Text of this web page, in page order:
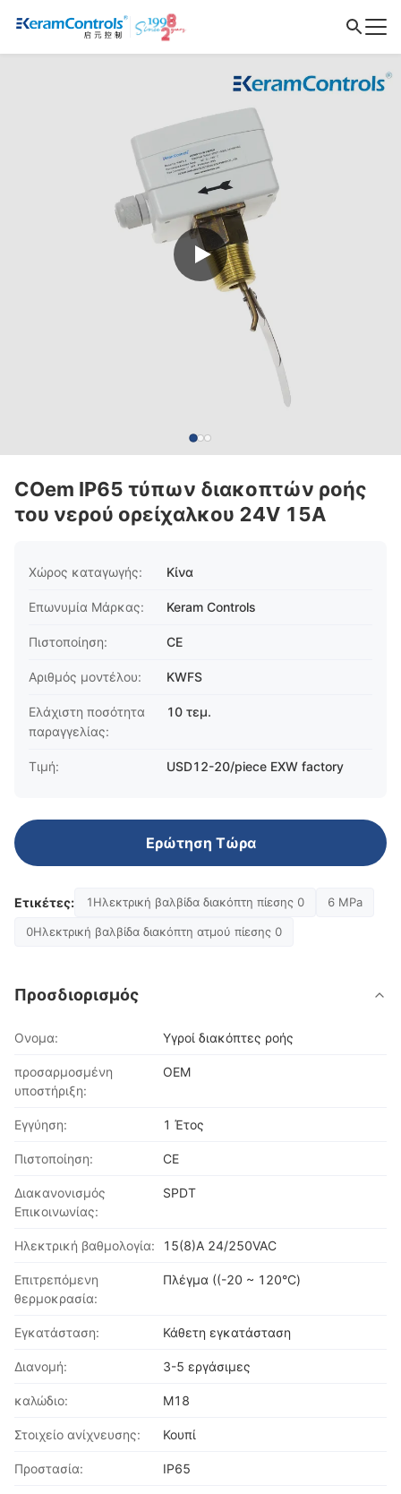
COem IP65 τύπων διακοπτών ροής
του νερού ορείχαλκου 24V 15A
Χώρος καταγωγής: Κίνα
Επωνυμία Μάρκας: Keram Controls
Πιστοποίηση: CE
Αριθμός μοντέλου: KWFS
Ελάχιστη ποσότητα
παραγγελίας:
10 τεμ.
Τιμή: USD12-20/piece EXW factory
Ερώτηση Τώρα
Ετικέτες: 1Ηλεκτρική βαλβίδα διακόπτη πίεσης 0 6 MPa
0Ηλεκτρική βαλβίδα διακόπτη ατμού πίεσης 0
Προσδιορισμός
Ονομα: Υγροί διακόπτες ροής
προσαρμοσμένη
υποστήριξη:
OEM
Εγγύηση: 1 Έτος
Πιστοποίηση: CE
Διακανονισμός
Επικοινωνίας:
SPDT
Ηλεκτρική βαθμολογία: 15(8)Α 24/250VAC
Επιτρεπόμενη
θερμοκρασία:
Πλέγμα ((-20 ~ 120°C)
Εγκατάσταση: Κάθετη εγκατάσταση
Διανομή: 3-5 εργάσιμες
καλώδιο: M18
Στοιχείο ανίχνευσης: Κουπί
Προστασία: IP65